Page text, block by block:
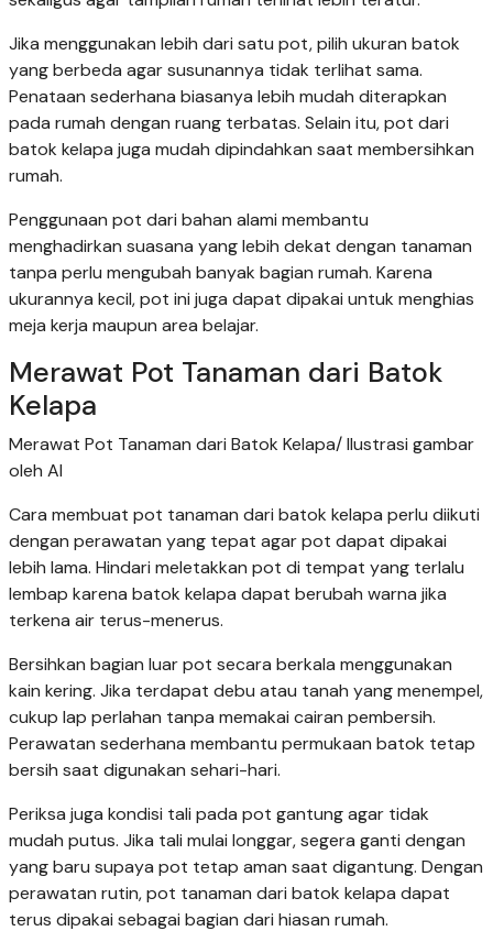
Jika menggunakan lebih dari satu pot, pilih ukuran batok
yang berbeda agar susunannya tidak terlihat sama.
Penataan sederhana biasanya lebih mudah diterapkan
pada rumah dengan ruang terbatas. Selain itu, pot dari
batok kelapa juga mudah dipindahkan saat membersihkan
rumah.
Penggunaan pot dari bahan alami membantu
menghadirkan suasana yang lebih dekat dengan tanaman
tanpa perlu mengubah banyak bagian rumah. Karena
ukurannya kecil, pot ini juga dapat dipakai untuk menghias
meja kerja maupun area belajar.
Merawat Pot Tanaman dari Batok
Kelapa
Merawat Pot Tanaman dari Batok Kelapa/ Ilustrasi gambar
oleh AI
Cara membuat pot tanaman dari batok kelapa perlu diikuti
dengan perawatan yang tepat agar pot dapat dipakai
lebih lama. Hindari meletakkan pot di tempat yang terlalu
lembap karena batok kelapa dapat berubah warna jika
terkena air terus-menerus.
Bersihkan bagian luar pot secara berkala menggunakan
kain kering. Jika terdapat debu atau tanah yang menempel,
cukup lap perlahan tanpa memakai cairan pembersih.
Perawatan sederhana membantu permukaan batok tetap
bersih saat digunakan sehari-hari.
Periksa juga kondisi tali pada pot gantung agar tidak
mudah putus. Jika tali mulai longgar, segera ganti dengan
yang baru supaya pot tetap aman saat digantung. Dengan
perawatan rutin, pot tanaman dari batok kelapa dapat
terus dipakai sebagai bagian dari hiasan rumah.